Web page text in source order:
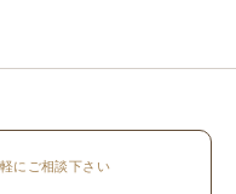
にご相談下さい